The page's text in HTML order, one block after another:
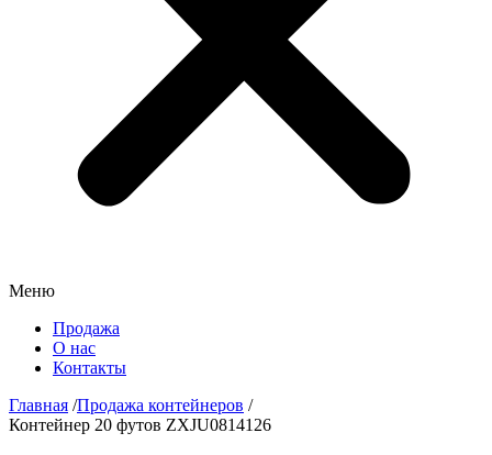
Меню
Продажа
О нас
Контакты
Главная /Продажа контейнеров /
Контейнер 20 футов ZXJU0814126